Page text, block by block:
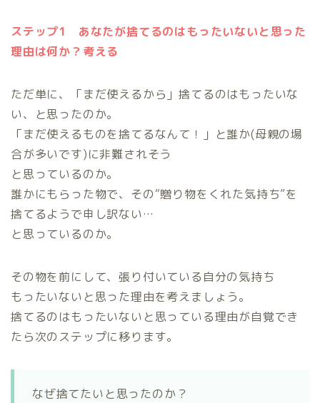
ステップ1 あなたが捨てるのはもったいないと思った
理由は何か？考える
ただ単に、「まだ使えるから」捨てるのはもったいな
い、と思ったのか。
「まだ使えるものを捨てるなんて！」と誰か(母親の場
合が多いです)に非難されそう
と思っているのか。
誰かにもらった物で、その“贈り物をくれた気持ち”を
捨てるようで申し訳ない…
と思っているのか。
その物を前にして、張り付いている自分の気持ち
もったいないと思った理由を考えましょう。
捨てるのはもったいないと思っている理由が自覚でき
たら次のステップに移ります。
なぜ捨てたいと思ったのか？